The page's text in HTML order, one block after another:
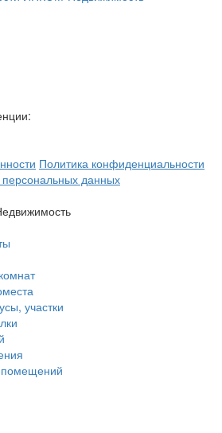
Политика конфиденциальности
данных
участки